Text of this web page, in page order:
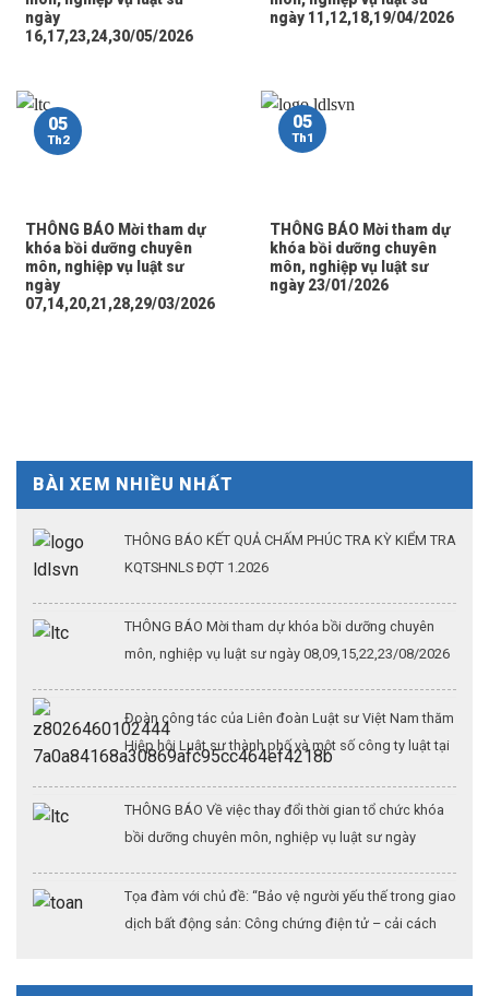
ngày
16,17,23,24,30/05/2026
ngày 11,12,18,19/04/2026
THÔNG BÁO Mời tham dự
khóa bồi dưỡng chuyên
môn, nghiệp vụ luật sư
ngày
07,14,20,21,28,29/03/2026
05
Th2
THÔNG BÁO Mời tham dự
khóa bồi dưỡng chuyên
môn, nghiệp vụ luật sư
ngày 23/01/2026
05
Th1
BÀI XEM NHIỀU NHẤT
THÔNG BÁO KẾT QUẢ CHẤM PHÚC TRA KỲ KIỂM TRA
KQTSHNLS ĐỢT 1.2026
THÔNG BÁO Mời tham dự khóa bồi dưỡng chuyên
môn, nghiệp vụ luật sư ngày 08,09,15,22,23/08/2026
Đoàn công tác của Liên đoàn Luật sư Việt Nam thăm
Hiệp hội Luật sư thành phố và một số công ty luật tại
THÔNG BÁO Về việc thay đổi thời gian tổ chức khóa
bồi dưỡng chuyên môn, nghiệp vụ luật sư ngày
Tọa đàm với chủ đề: “Bảo vệ người yếu thế trong giao
dịch bất động sản: Công chứng điện tử – cải cách